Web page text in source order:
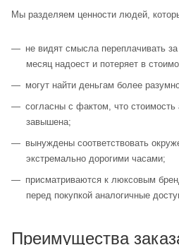
Мы разделяем ценности людей,
не видят смысла переплачивать
месяц надоест и потеряет в
могут найти деньгам более
согласны с фактом, что стоимость
завышена;
вынуждены соответствовать
экстремально дорогими часами;
присматриваются к люксовым
перед покупкой аналогичные
Преимущества